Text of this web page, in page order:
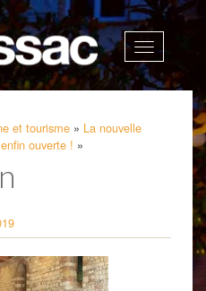
Afficher
la
et tourisme » La nouvelle
ouverte ! »